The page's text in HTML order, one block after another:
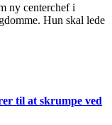
ny centerchef i
Hun skal lede
til at skrumpe ved